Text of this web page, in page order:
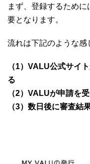
まず、登録するため
要となります。
流れは下記のような感
（1）VALU公式サイ
る
（2）VALUが申請を
（3）数日後に審査結